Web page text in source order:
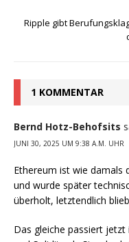
Ripple gibt
1 KOMMENTAR
Bernd Hotz-Behofsits
JUNI 30, 2025 UM 9:38 A.M. UHR
Ethereum ist wie damals
und wurde später
überholt, letztendlich
Das gleiche passiert